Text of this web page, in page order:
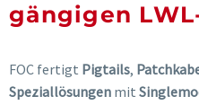
gängigen
FOC fertigt Pigtails,
Speziallösungen mit